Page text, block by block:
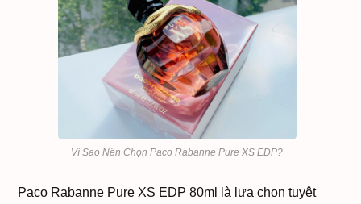
Vì Sao Nên Chọn Paco Rabanne Pure XS EDP?
Paco Rabanne Pure XS EDP 80ml là lựa chọn tuyệt